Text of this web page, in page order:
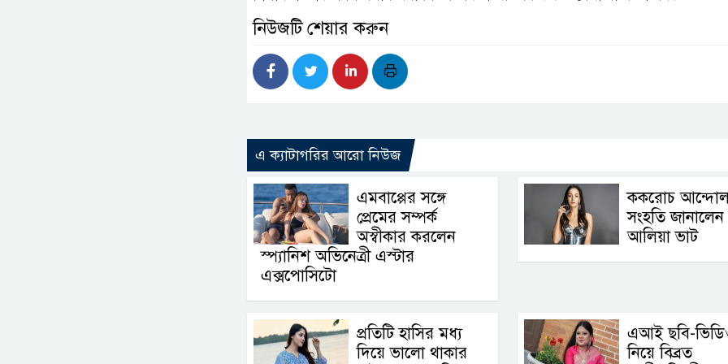
নিউজটি শেয়ার করুন
এ ক্যাটাগরির আরো নিউজ
এমবাপ্পের সঙ্গে
প্রেমের সম্পর্ক
অস্বীকার করলেন
স্প্যানিশ অভিনেত্রী এস্টার
এক্সপোসিটো
ককরোচ
সংহতি জানালেন
আলিয়া ভাট
প্রতিটি হাসির মধ্য
দিয়ে ভালো থাকার
এআই ছবি-
নিয়ে বিব্রত